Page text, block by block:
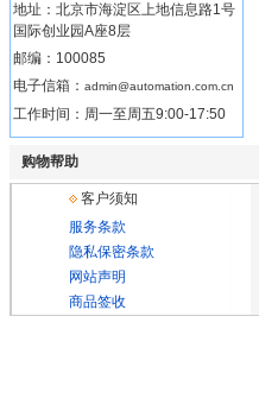
地址：北京市海淀区上地信息路1号
国际创业园A座8层
邮编：100085
电子信箱： admin@automation.com.cn
工作时间：周一至周五9:00-17:50
购物帮助
客户须知
服务条款
隐私保密条款
网站声明
商品签收